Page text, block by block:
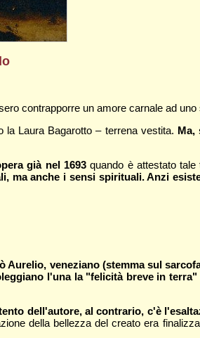
contrapporre un amore carnale ad uno
Laura Bagarotto – terrena vestita. Ma,
già nel 1693 quando è attestato
ma anche i sensi spirituali. Anzi
veneziano (stemma sul
l'una la "felicità breve in
dell'autore, al contrario, c'è
della bellezza del creato era